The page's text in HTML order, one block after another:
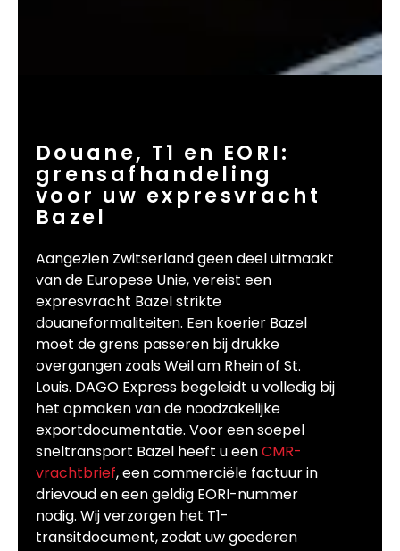
Douane, T1 en EORI:
grensafhandeling
voor uw expresvracht
Bazel
Aangezien Zwitserland geen deel uitmaakt
van de Europese Unie, vereist een
expresvracht Bazel strikte
douaneformaliteiten. Een koerier Bazel
moet de grens passeren bij drukke
overgangen zoals Weil am Rhein of St.
Louis. DAGO Express begeleidt u volledig bij
het opmaken van de noodzakelijke
exportdocumentatie. Voor een soepel
sneltransport Bazel heeft u eenCMR-
vrachtbrief, een commerciële factuur in
drievoud en een geldig EORI-nummer
nodig. Wij verzorgen het T1-
transitdocument, zodat uw goederen